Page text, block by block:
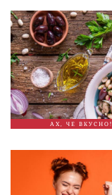
АХ, ЧЕ ВКУСНО!